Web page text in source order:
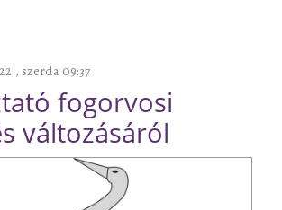
szerda 09:37
fogorvosi
változásáról